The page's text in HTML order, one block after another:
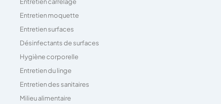
Entretien moquette
Entretien surfaces
Désinfectants de surfaces
Hygiène corporelle
Entretien du linge
Entretien des sanitaires
Milieu alimentaire